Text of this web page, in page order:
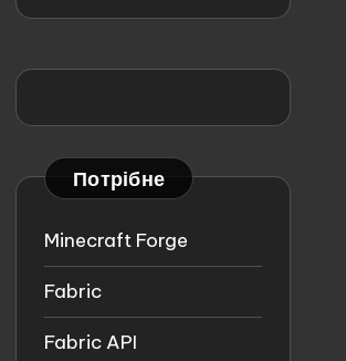
Потрібне
Minecraft Forge
Fabric
Fabric API